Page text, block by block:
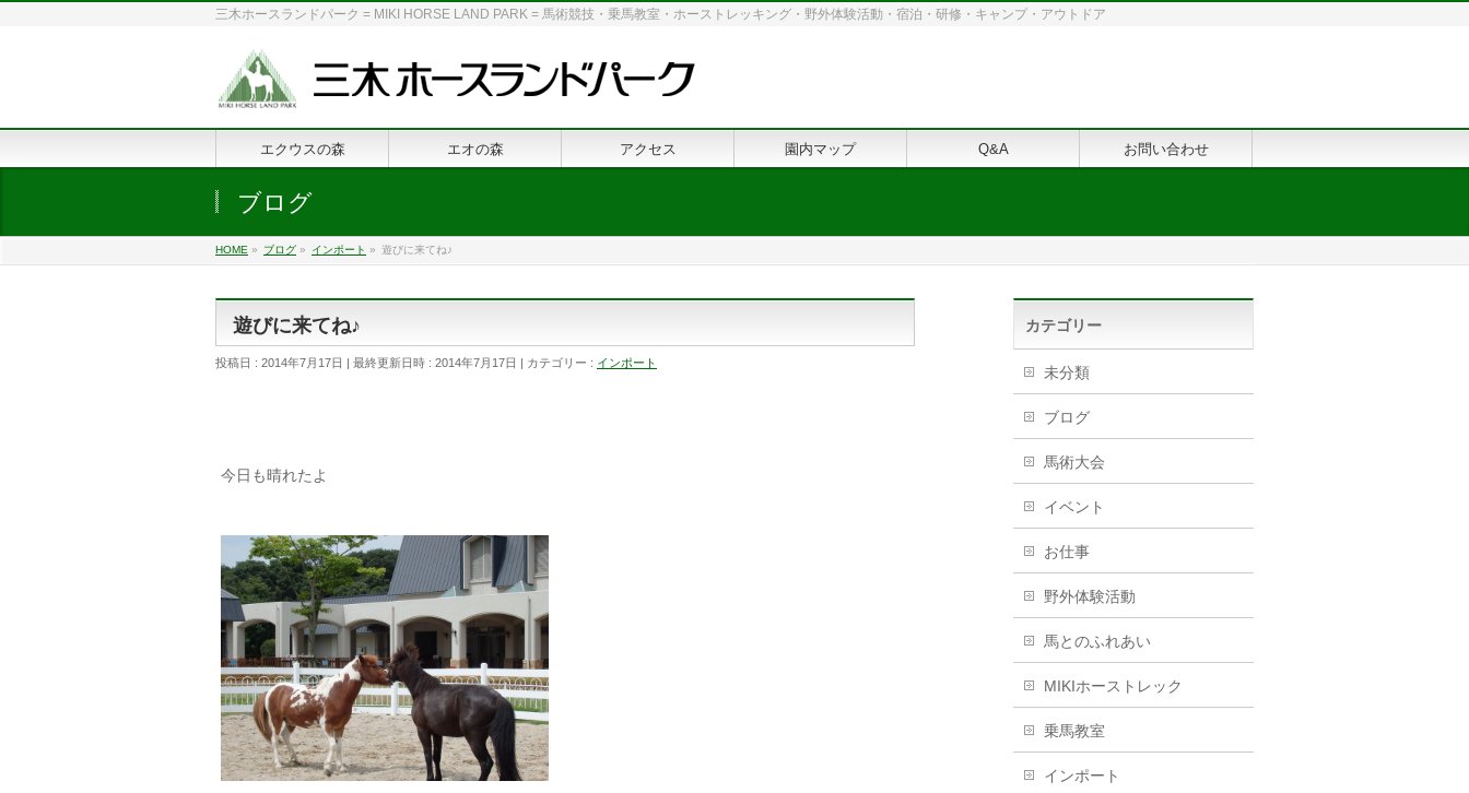
三木ホースランドパーク = MIKI HORSE LAND PARK = 馬術競技・乗馬教室・ホーストレッキング・野外体験活動・宿泊・研修・キャンプ・アウトドア
エクウスの森 エオの森 アクセス 園内マップ Q&A お問い合わせ
ブログ
HOME » ブログ » インポート » 遊びに来てね♪
遊びに来てね♪
投稿日 : 2014年7月17日 最終更新日時 : 2014年7月17日 カテゴリー : インポート
今日も晴れたよ
カテゴリー
未分類
ブログ
馬術大会
イベント
お仕事
野外体験活動
馬とのふれあい
MIKIホーストレック
乗馬教室
インポート